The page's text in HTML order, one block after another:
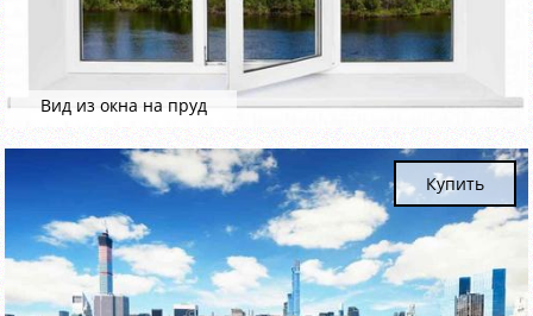
Вид из окна на пруд
Купить